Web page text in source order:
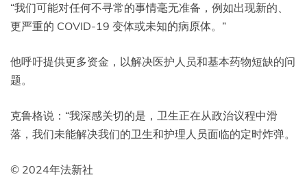
“我们可能对任何不寻常的事情毫无准备，例如出现新的、
更严重的 COVID-19 变体或未知的病原体。”
他呼吁提供更多资金，以解决医护人员和基本药物短缺的问
题。
克鲁格说：“我深感关切的是，卫生正在从政治议程中滑
落，我们未能解决我们的卫生和护理人员面临的定时炸弹。
© 2024年法新社